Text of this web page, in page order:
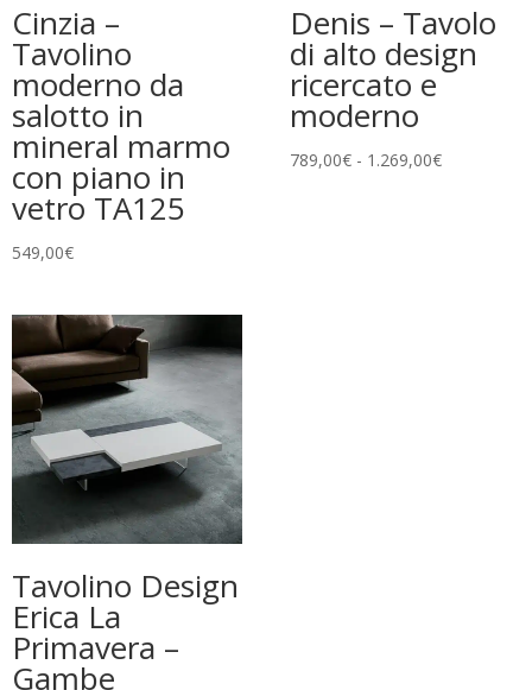
Cinzia –
Tavolino
moderno da
salotto in
mineral marmo
con piano in
vetro TA125
549,00€
Denis – Tavolo
di alto design
ricercato e
moderno
789,00€ - 1.269,00€Fascia
Tavolino Design
Erica La
Primavera –
Gambe